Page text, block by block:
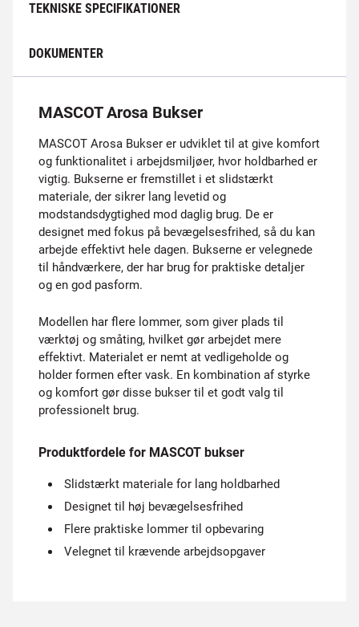
TEKNISKE SPECIFIKATIONER
DOKUMENTER
MASCOT Arosa Bukser
MASCOT Arosa Bukser er udviklet til at give komfort
og funktionalitet i arbejdsmiljøer, hvor holdbarhed er
vigtig. Bukserne er fremstillet i et slidstærkt
materiale, der sikrer lang levetid og
modstandsdygtighed mod daglig brug. De er
designet med fokus på bevægelsesfrihed, så du kan
arbejde effektivt hele dagen. Bukserne er velegnede
til håndværkere, der har brug for praktiske detaljer
og en god pasform.
Modellen har flere lommer, som giver plads til
værktøj og småting, hvilket gør arbejdet mere
effektivt. Materialet er nemt at vedligeholde og
holder formen efter vask. En kombination af styrke
og komfort gør disse bukser til et godt valg til
professionelt brug.
Produktfordele for MASCOT bukser
Slidstærkt materiale for lang holdbarhed
Designet til høj bevægelsesfrihed
Flere praktiske lommer til opbevaring
Velegnet til krævende arbejdsopgaver